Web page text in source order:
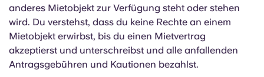
anderes Mietobjekt zur Verfügung steht oder stehen
wird. Du verstehst, dass du keine Rechte an einem
Mietobjekt erwirbst, bis du einen Mietvertrag
akzeptierst und unterschreibst und alle anfallenden
Antragsgebühren und Kautionen bezahlst.